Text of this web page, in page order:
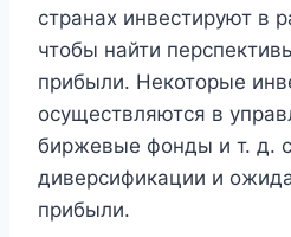
странах инвестируют в
чтобы найти
прибыли. Некоторые
осуществляются в
биржевые фонды и т. д.
диверсификации и
прибыли.